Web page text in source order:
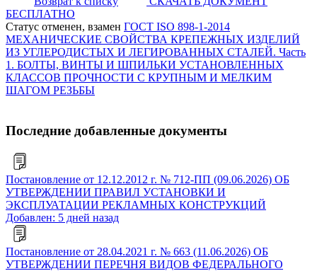
БЕСПЛАТНО
Статус отменен, взамен ГОСТ ISO 898-1-2014
МЕХАНИЧЕСКИЕ СВОЙСТВА КРЕПЕЖНЫХ ИЗДЕЛИЙ
ИЗ УГЛЕРОДИСТЫХ И ЛЕГИРОВАННЫХ СТАЛЕЙ. Часть
1. БОЛТЫ, ВИНТЫ И ШПИЛЬКИ УСТАНОВЛЕННЫХ
КЛАССОВ ПРОЧНОСТИ С КРУПНЫМ И МЕЛКИМ
ШАГОМ РЕЗЬБЫ
Последние добавленные документы
Постановление от 12.12.2012 г. № 712-ПП (09.06.2026) ОБ
УТВЕРЖДЕНИИ ПРАВИЛ УСТАНОВКИ И
ЭКСПЛУАТАЦИИ РЕКЛАМНЫХ КОНСТРУКЦИЙ
Добавлен: 5 дней назад
Постановление от 28.04.2021 г. № 663 (11.06.2026) ОБ
УТВЕРЖДЕНИИ ПЕРЕЧНЯ ВИДОВ ФЕДЕРАЛЬНОГО